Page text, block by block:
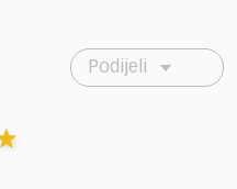
Podijeli